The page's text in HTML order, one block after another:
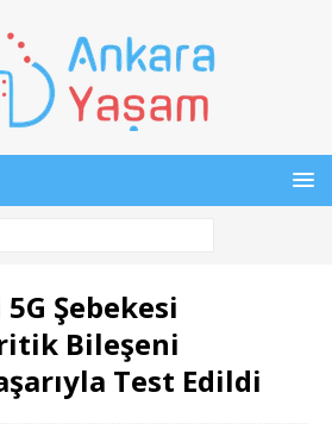
Şebekesi
Bileşeni
Test Edildi